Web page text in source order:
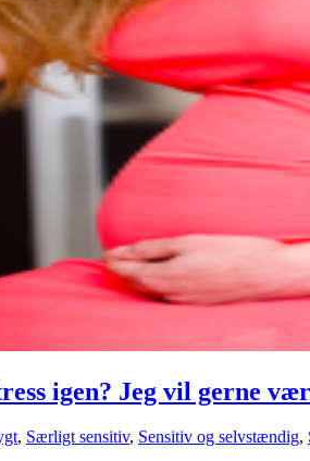
igen? Jeg vil gerne
, Særligt sensitiv, Sensitiv og selvstændig,